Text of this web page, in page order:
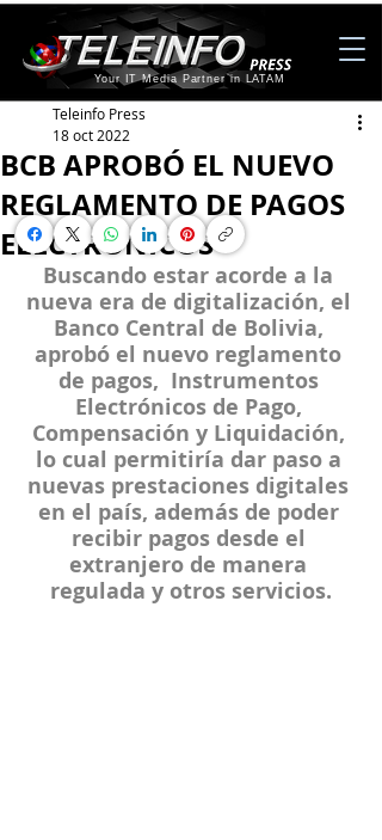
Your IT Media Partner in LATAM
BCB APROBÓ EL NUEVO
REGLAMENTO DE PAGOS
ELECTRÓNICOS
Teleinfo Press
18 oct 2022
Buscando estar acorde a la
nueva era de digitalización, el
Banco Central de Bolivia,
aprobó el nuevo reglamento
de pagos,  Instrumentos
Electrónicos de Pago,
Compensación y Liquidación,
lo cual permitiría dar paso a
nuevas prestaciones digitales
en el país, además de poder
recibir pagos desde el
extranjero de manera
regulada y otros servicios.